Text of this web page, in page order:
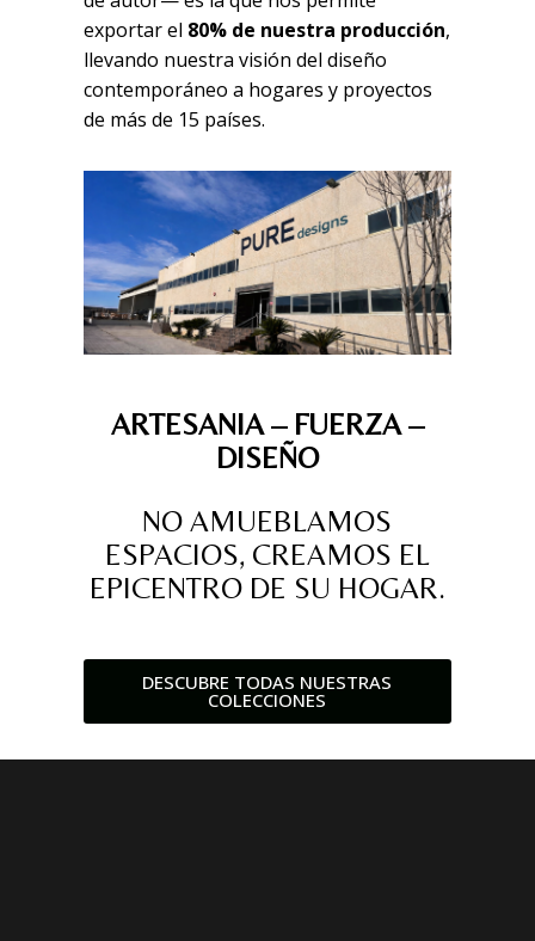
exportar el 80% de nuestra producción,
llevando nuestra visión del diseño
contemporáneo a hogares y proyectos
de más de 15 países.
ARTESANIA – FUERZA –
DISEÑO
NO AMUEBLAMOS
ESPACIOS, CREAMOS EL
EPICENTRO DE SU HOGAR.
DESCUBRE TODAS NUESTRAS
COLECCIONES